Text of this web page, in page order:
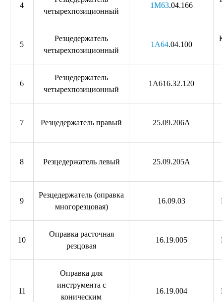
4
четырехпозиционный
1М63.04.166
5
Резцедержатель
четырехпозиционный
1А64.04.100
6
Резцедержатель
четырехпозиционный
1А616.32.120
7 Резцедержатель правый 25.09.206А
8 Резцедержатель левый 25.09.205А
9
Резцедержатель (оправка
многорезцовая)
16.09.03
10
Оправка расточная
резцовая
16.19.005
11
Оправка для
инструмента с
коническим
16.19.004